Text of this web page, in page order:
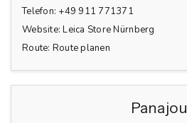
Telefon: +49 911 771371
Website: Leica Store Nürnberg
Route: Route planen
Panajou